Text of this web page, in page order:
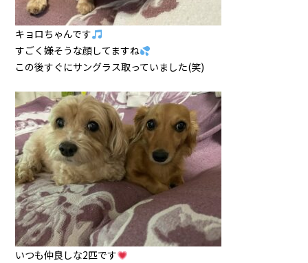
キョロちゃんです
すごく嫌そうな顔してますね
この後すぐにサングラス取っていました(笑)
いつも仲良しな2匹です